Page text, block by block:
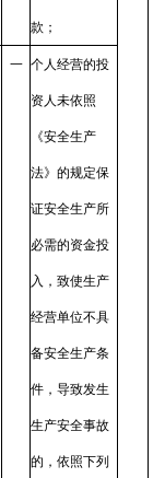
款；
一 个人经营的投
资人未依照
《安全生产
法》的规定保
证安全生产所
必需的资金投
入，致使生产
经营单位不具
备安全生产条
件，导致发生
生产安全事故
的，依照下列